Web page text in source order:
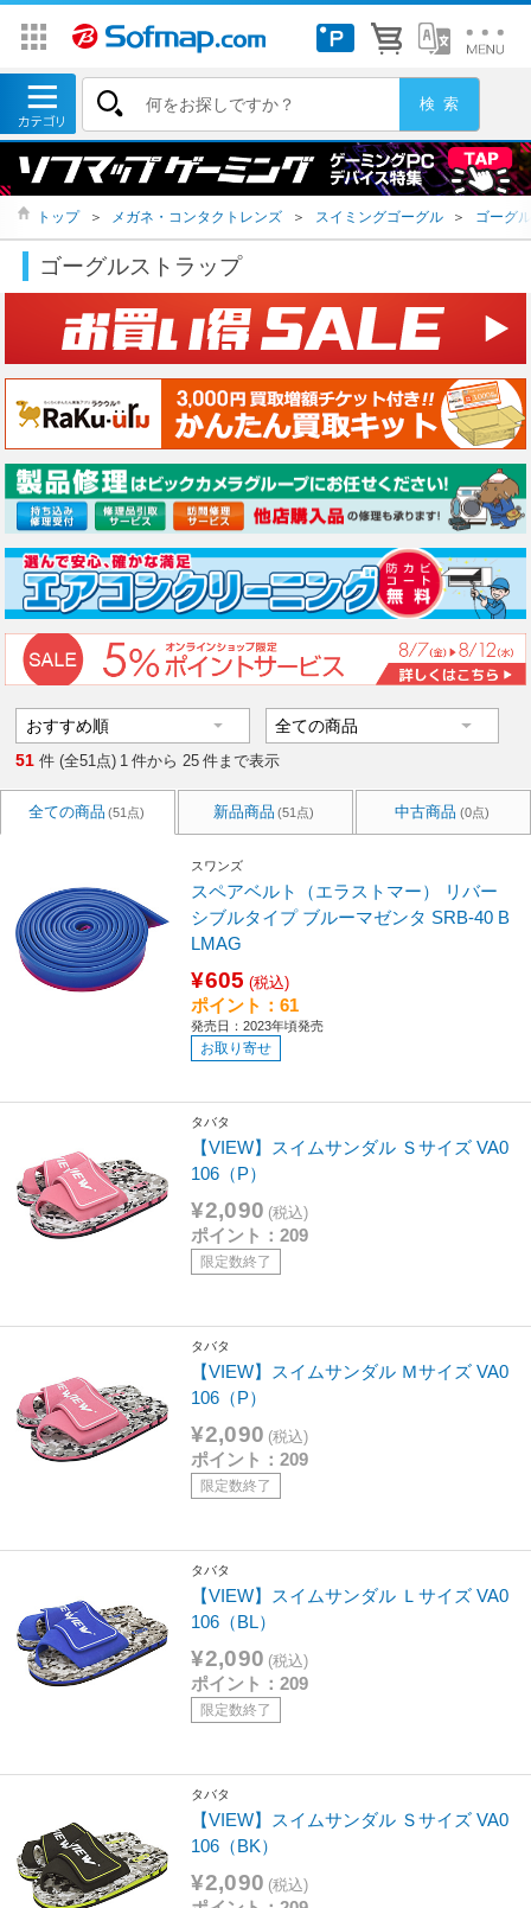
トップ ＞ メガネ・コンタクトレンズ ＞ スイミングゴーグル ＞ ゴーグ
ゴーグルストラップ
51 件 (全51点) 1 件から 25 件まで表示
全ての商品 (51点) 新品商品 (51点) 中古商品 (0点)
スワンズ
スペアベルト（エラストマー） リバー
シブルタイプ ブルーマゼンタ SRB-40 B
LMAG
¥605 (税込)
ポイント：61
発売日：2023年頃発売
お取り寄せ
タバタ
【VIEW】スイムサンダル Ｓサイズ VA0
106（P）
¥2,090 (税込)
ポイント：209
限定数終了
タバタ
【VIEW】スイムサンダル Ｍサイズ VA0
106（P）
¥2,090 (税込)
ポイント：209
限定数終了
タバタ
【VIEW】スイムサンダル Ｌサイズ VA0
106（BL）
¥2,090 (税込)
ポイント：209
限定数終了
タバタ
【VIEW】スイムサンダル Ｓサイズ VA0
106（BK）
¥2,090 (税込)